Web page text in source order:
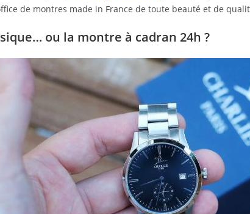
de montres made in France de toute beauté et de
ou la montre à cadran 24h ?